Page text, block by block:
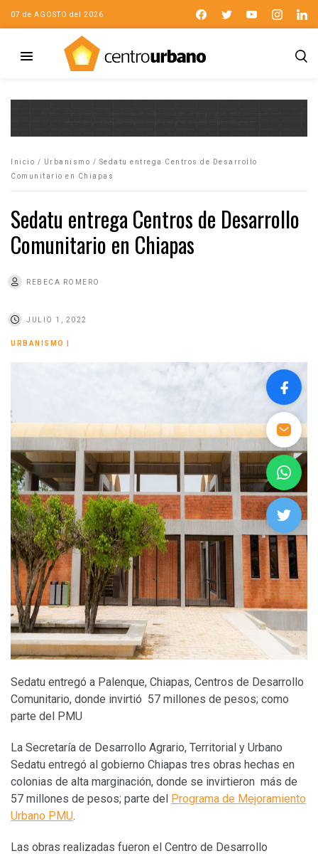
07 de AGOSTO del 2026
Inicio / Urbanismo / Sedatu entrega Centros de Desarrollo
Comunitario en Chiapas
Sedatu entrega Centros de Desarrollo
Comunitario en Chiapas
REBECA ROMERO
JULIO 1, 2022
URBANISMO
Sedatu entregó a Palenque, Chiapas, Centros de Desarrollo
Comunitario, donde invirtió 57 millones de pesos; como
parte del PMU
La Secretaría de Desarrollo Agrario, Territorial y Urbano
Sedatu entregó al gobierno Chiapas tres obras hechas en
colonias de alta marginación, donde se invirtieron más de
57 millones de pesos; parte del Programa de Mejoramiento
Urbano PMU.
Las obras realizadas fueron el Centro de Desarrollo